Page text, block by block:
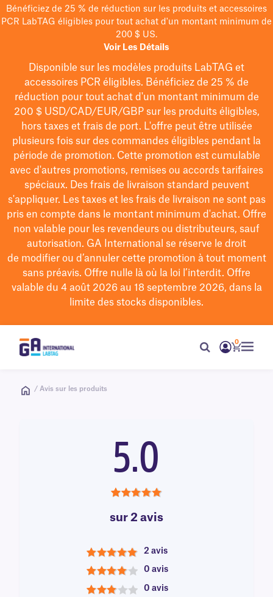
Bénéficiez de 25 % de réduction sur les produits et accessoires
PCR LabTAG éligibles pour tout achat d'un montant minimum de
200 $ US.
Voir Les Détails
Disponible sur les modèles produits LabTAG et
accessoires PCR éligibles. Bénéficiez de 25 % de
réduction pour tout achat d'un montant minimum de
200 $USD/CAD/EUR/GBPsur les produits éligibles,
hors taxes et frais de port. L'offre peut être utilisée
plusieurs fois sur des commandes éligibles pendant la
période de promotion. Cette promotion est cumulable
avec d'autres promotions, remises ou accords tarifaires
spéciaux. Des frais de livraison standard peuvent
s'appliquer. Les taxes et les frais de livraison ne sont pas
pris en compte dans le montant minimum d'achat. Offre
non valable pour les revendeurs ou distributeurs, sauf
autorisation. GA International se réserve le droit
de modifierou d’annuler cette promotion à tout moment
sans préavis. Offre nulle là où la loi l’interdit. Offre
valable du 4 août 2026 au 18 septembre 2026, dans la
limite des stocks disponibles.
0
/ Avis sur les produits
5.0
sur 2 avis
5
2 avis
4
0 avis
0 avis